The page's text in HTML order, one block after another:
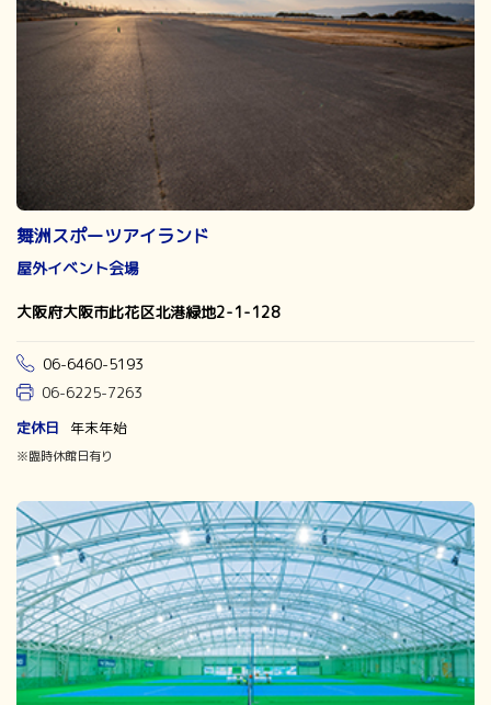
舞洲スポーツアイランド
屋外イベント会場
大阪府大阪市此花区北港緑地2-1-128
06-6460-5193
06-6225-7263
定休日
年末年始
※臨時休館日有り